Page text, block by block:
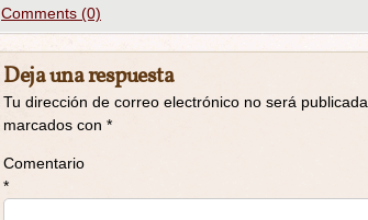
Comments (0)
Deja una respuesta
Tu dirección de correo electrónico no será publicada.
marcados con *
Comentario
*